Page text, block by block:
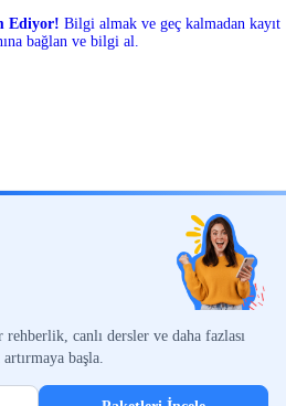
Ediyor! Bilgi almak ve geç kalmadan kayıt
bağlan ve bilgi al.
canlı dersler ve daha fazlası
başla.